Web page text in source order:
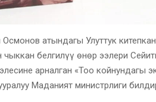
атындагы Улуттук
белгилүү өнөр ээлери
арналган «Тоо койнундагы
Маданият министрлиги